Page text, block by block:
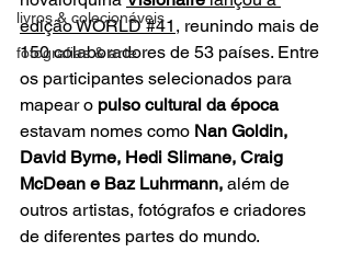
livros & colecionáveis
fotografias & arte
edição WORLD #41 , reunindo mais de
150 colaboradores de 53 países. Entre
os participantes selecionados para
mapear o pulso cultural da época
estavam nomes como Nan Goldin,
David Byrne, Hedi Slimane, Craig
McDean e Baz Luhrmann, além de
outros artistas, fotógrafos e criadores
de diferentes partes do mundo.